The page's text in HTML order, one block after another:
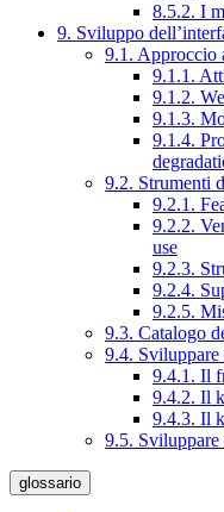
8.5.2. I
9. Sviluppo
9.1. Approccio
9.1.1.
9.1.2.
9.1.3.
9.1.4.
9.2. Strumenti
9.2.1.
9.2.2.
use
9.2.3.
9.2.4.
9.2.5.
9.3. Catalogo
9.4. Sviluppare
9.4.1. Il
9.4.2. Il
9.4.3. Il
9.5.
glossario